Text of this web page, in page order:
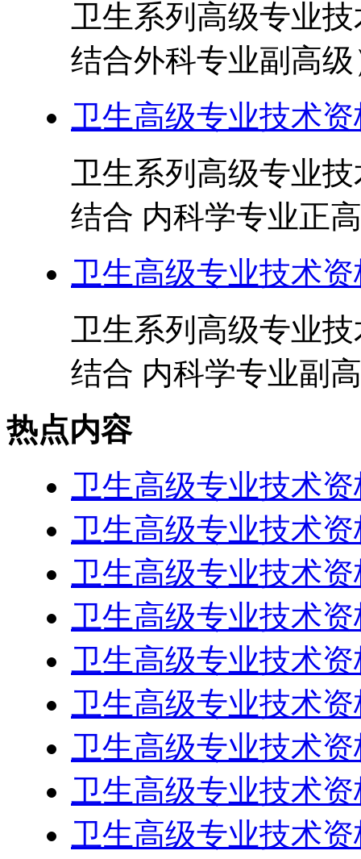
卫生系列高级专业
结合外科专业副高
卫生高级专业技术
卫生系列高级专业
结合 内科学专业正
卫生高级专业技术
卫生系列高级专业
结合 内科学专业副
热点内容
卫生高级专业技术
卫生高级专业技术
卫生高级专业技术
卫生高级专业技术
卫生高级专业技术
卫生高级专业技术
卫生高级专业技术
卫生高级专业技术
卫生高级专业技术